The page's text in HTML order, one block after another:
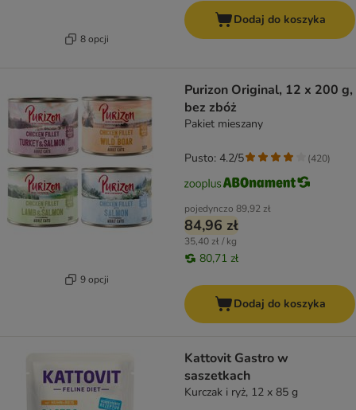
8 opcji
Dodaj do koszyka
9 opcji
Purizon Original, 12 x 200 g,
bez zbóż
Pakiet mieszany
pojedynczo 89,92 zł
84,96 zł
35,40 zł / kg
80,71 zł
Pusto: 4.2/5 (420)
Dodaj do koszyka
Kattovit Gastro w
saszetkach
Kurczak i ryż, 12 x 85 g